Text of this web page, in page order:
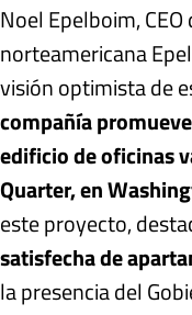
Noel Epelboim,
norteamericana
visión optimista de
compañía
edificio de oficinas
Quarter, en
este proyecto,
satisfecha de
la presencia del